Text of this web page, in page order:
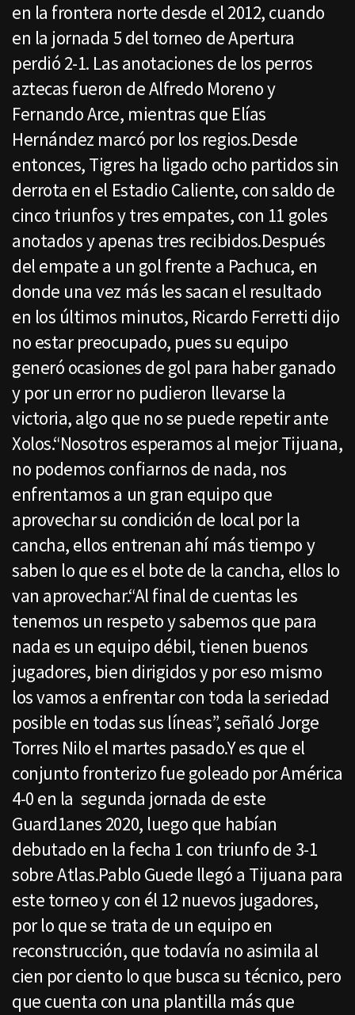
en la frontera norte desde el 2012, cuando
en la jornada 5 del torneo de Apertura
perdió 2-1. Las anotaciones de los perros
aztecas fueron de Alfredo Moreno y
Fernando Arce, mientras que Elías
Hernández marcó por los regios.Desde
entonces, Tigres ha ligado ocho partidos sin
derrota en el Estadio Caliente, con saldo de
cinco triunfos y tres empates, con 11 goles
anotados y apenas tres recibidos.Después
del empate a un gol frente a Pachuca, en
donde una vez más les sacan el resultado
en los últimos minutos, Ricardo Ferretti dijo
no estar preocupado, pues su equipo
generó ocasiones de gol para haber ganado
y por un error no pudieron llevarse la
victoria, algo que no se puede repetir ante
Xolos.“Nosotros esperamos al mejor Tijuana,
no podemos confiarnos de nada, nos
enfrentamos a un gran equipo que
aprovechar su condición de local por la
cancha, ellos entrenan ahí más tiempo y
saben lo que es el bote de la cancha, ellos lo
van aprovechar.“Al final de cuentas les
tenemos un respeto y sabemos que para
nada es un equipo débil, tienen buenos
jugadores, bien dirigidos y por eso mismo
los vamos a enfrentar con toda la seriedad
posible en todas sus líneas”, señaló Jorge
Torres Nilo el martes pasado.Y es que el
conjunto fronterizo fue goleado por América
4-0 en la segunda jornada de este
Guard1anes 2020, luego que habían
debutado en la fecha 1 con triunfo de 3-1
sobre Atlas.Pablo Guede llegó a Tijuana para
este torneo y con él 12 nuevos jugadores,
por lo que se trata de un equipo en
reconstrucción, que todavía no asimila al
cien por ciento lo que busca su técnico, pero
que cuenta con una plantilla más que